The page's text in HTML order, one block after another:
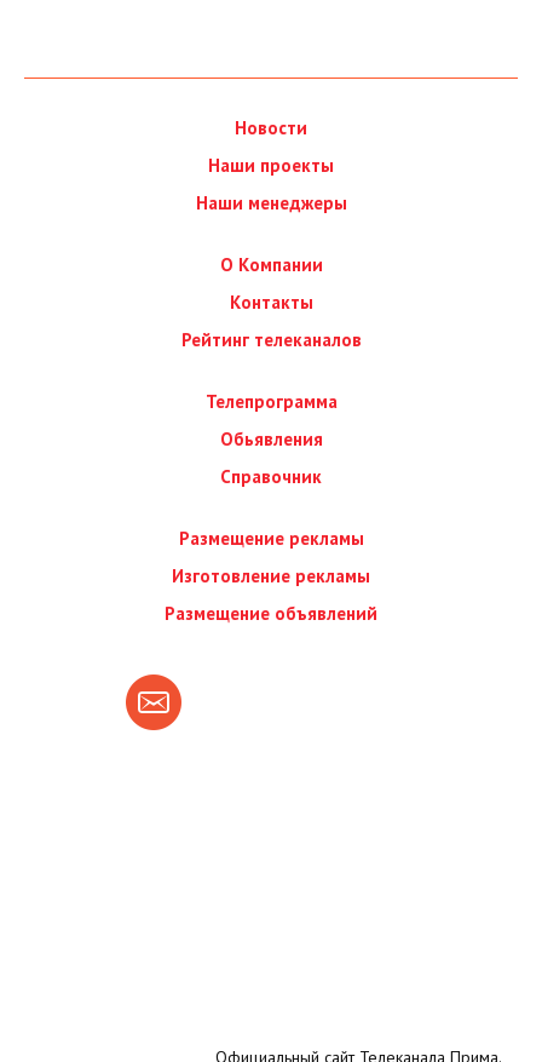
Новости
Наши проекты
Наши менеджеры
О Компании
Контакты
Рейтинг телеканалов
Телепрограмма
Обьявления
Справочник
Размещение рекламы
Изготовление рекламы
Размещение объявлений
Официальный сайт Телеканала Прима.